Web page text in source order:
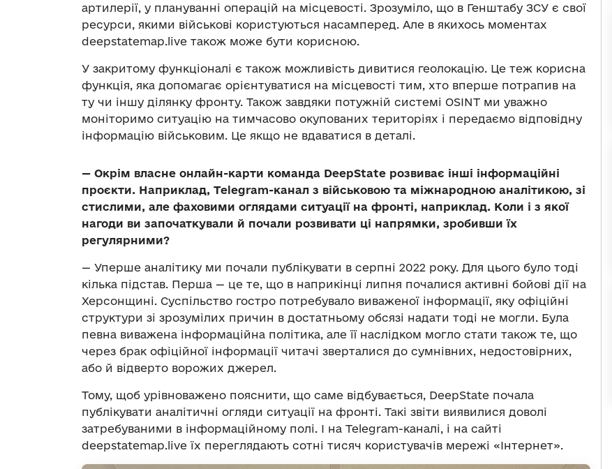
артилерії, у плануванні операцій на місцевості. Зрозуміло, що в Генштабу ЗСУ є свої
ресурси, якими військові користуються насамперед. Але в якихось моментах
deepstatemap.live також може бути корисною.
У закритому функціоналі є також можливість дивитися геолокацію. Це теж корисна
функція, яка допомагає орієнтуватися на місцевості тим, хто вперше потрапив на
ту чи іншу ділянку фронту. Також завдяки потужній системі OSINT ми уважно
моніторимо ситуацію на тимчасово окупованих територіях і передаємо відповідну
інформацію військовим. Це якщо не вдаватися в деталі.
— Окрім власне онлайн-карти команда DeepState розвиває інші інформаційні
проєкти. Наприклад, Telegram-канал з військовою та міжнародною аналітикою, зі
стислими, але фаховими оглядами ситуації на фронті, наприклад. Коли і з якої
нагоди ви започаткували й почали розвивати ці напрямки, зробивши їх
регулярними?
— Уперше аналітику ми почали публікувати в серпні 2022 року. Для цього було тоді
кілька підстав. Перша — це те, що в наприкінці липня почалися активні бойові дії на
Херсонщині. Суспільство гостро потребувало виваженої інформації, яку офіційні
структури зі зрозумілих причин в достатньому обсязі надати тоді не могли. Була
певна виважена інформаційна політика, але її наслідком могло стати також те, що
через брак офіційної інформації читачі зверталися до сумнівних, недостовірних,
або й відверто ворожих джерел.
Тому, щоб урівноважено пояснити, що саме відбувається, DeepState почала
публікувати аналітичні огляди ситуації на фронті. Такі звіти виявилися доволі
затребуваними в інформаційному полі. І на Telegram-каналі, і на сайті
deepstatemap.live їх переглядають сотні тисяч користувачів мережі «Інтернет».